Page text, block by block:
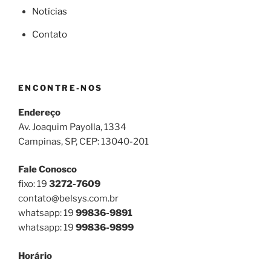
Notícias
Contato
ENCONTRE-NOS
Endereço
Av. Joaquim Payolla, 1334
Campinas, SP, CEP: 13040-201
Fale Conosco
fixo: 19 3272-7609
contato@belsys.com.br
whatsapp: 19 99836-9891
whatsapp: 19 99836-9899
Horário